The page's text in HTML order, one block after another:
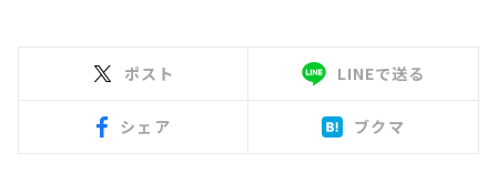
ポスト LINEで送る
シェア ブクマ